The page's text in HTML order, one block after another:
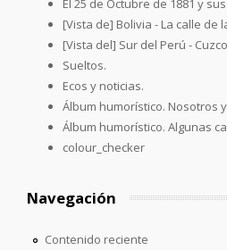
[Vista de] Bolivia - La calle de
[Vista del] Sur del Perú -
Sueltos.
Ecos y noticias.
Álbum humorístico. Nosotros
Álbum humorístico. Algunas
colour_checker
Navegación
Contenido reciente